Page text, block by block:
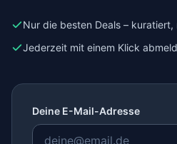
Nur die besten Deals –
Jederzeit mit einem Klick
Deine E-Mail-Adresse